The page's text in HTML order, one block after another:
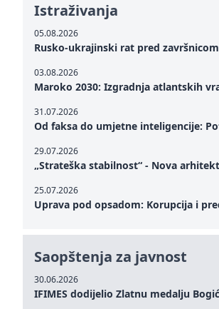
Saopštenja za javnost
30.06.2026
Istraživanja
05.08.2026
Rusko-ukrajinski rat pred završnicom
03.08.2026
31.07.2026
29.07.2026
25.07.2026